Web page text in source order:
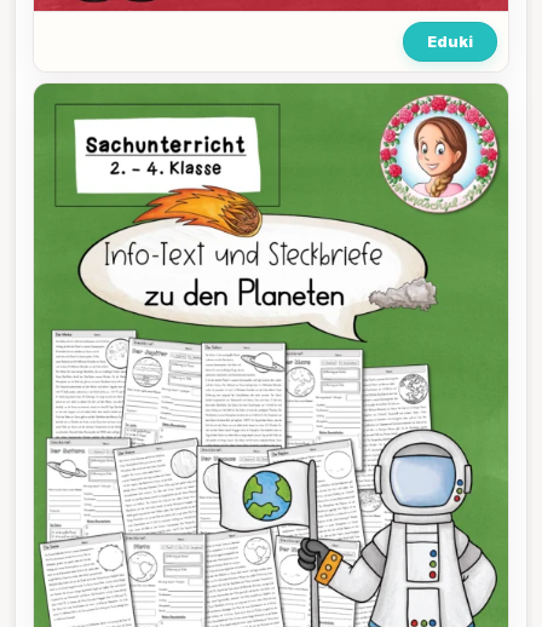
Eduki